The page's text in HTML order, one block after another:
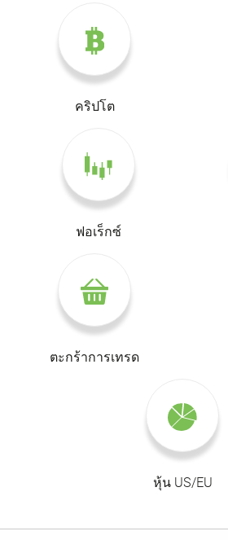
คริปโต
ฟอเร็กซ์
ตะกร้าการเทรด
หุ้น US/EU